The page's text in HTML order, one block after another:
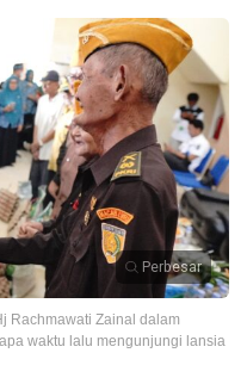
Perbesar
Rachmawati Zainal dalam
waktu lalu mengunjungi lansia